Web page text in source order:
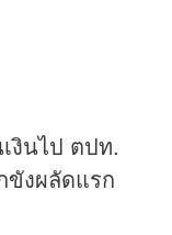
งินไป ตปท.
ขังผลัดแรก